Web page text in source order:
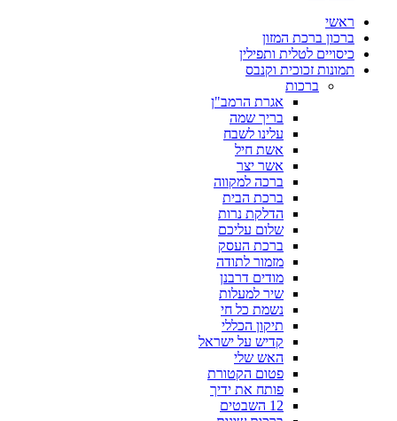
ראשי
ברכון ברכת המזון
כיסויים לטלית ותפילין
תמונות זכוכית וקנבס
ברכות
אגרת הרמב"ן
בריך שמה
עלינו לשבח
אשת חיל
אשר יצר
ברכה למקווה
ברכת הבית
הדלקת נרות
שלום עליכם
ברכת העסק
מזמור לתודה
מודים דרבנן
שיר למעלות
נשמת כל חי
תיקון הכללי
קדיש על ישראל
האש שלי
פטום הקטורת
פותח את ידיך
12 השבטים